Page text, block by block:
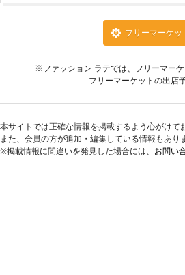
フリーマーケ
※ファッション ラテでは、フリーマー
フリーマーケットの出店
本サイトでは正確な情報を掲載するよう心がけ
また、会員の方が追加・編集している情報もあ
※掲載情報に間違いを発見した場合には、 お問い